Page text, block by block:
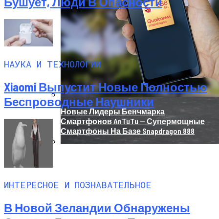
Новые Лидеры Бенчмарка
Смартфонов AnTuTu — Супермощные
Смартфоны На Базе Snapdragon 888
НАУКА И ТЕХНОЛОГИИ
Xiaomi Выпустит Новые Полностью
Беспроводные Наушники
ИНТЕРЕСНОЕ И ПОЗНАВАТЕЛЬНОЕ
В Новой Зеландии Обнаружены